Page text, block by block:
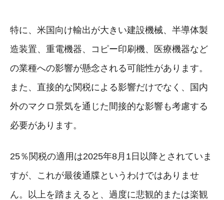
特に、米国向け輸出が大きい建設機械、半導体製
造装置、重電機器、コピー印刷機、医療機器など
の業種への影響が懸念される可能性があります。
また、直接的な関税による影響だけでなく、国内
外のマクロ景気を通じた間接的な影響も考慮する
必要があります。
25％関税の適用は2025年8月1日以降とされていま
すが、これが最後通牒というわけではありませ
ん。以上を踏まえると、過度に悲観的または楽観